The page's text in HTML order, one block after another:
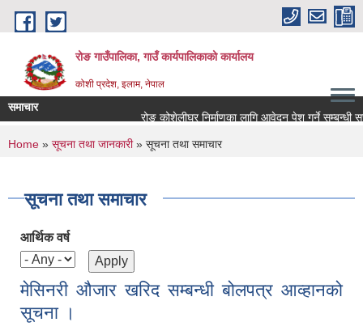
Skip to main content
रोङ गाउँपालिका, गाउँ कार्यपालिकाको कार्यालय
कोशी प्रदेश, इलाम, नेपाल
समाचार
रोङ कोशेलीघर निर्माणका लागि आवेदन पेश गर्ने सम्बन्धी
You are here
Home » सूचना तथा जानकारी» सूचना तथा समाचार
सूचना तथा समाचार
आर्थिक वर्ष
मेसिनरी औजार खरिद सम्बन्धी बोलपत्र आव्हानको
सूचना ।